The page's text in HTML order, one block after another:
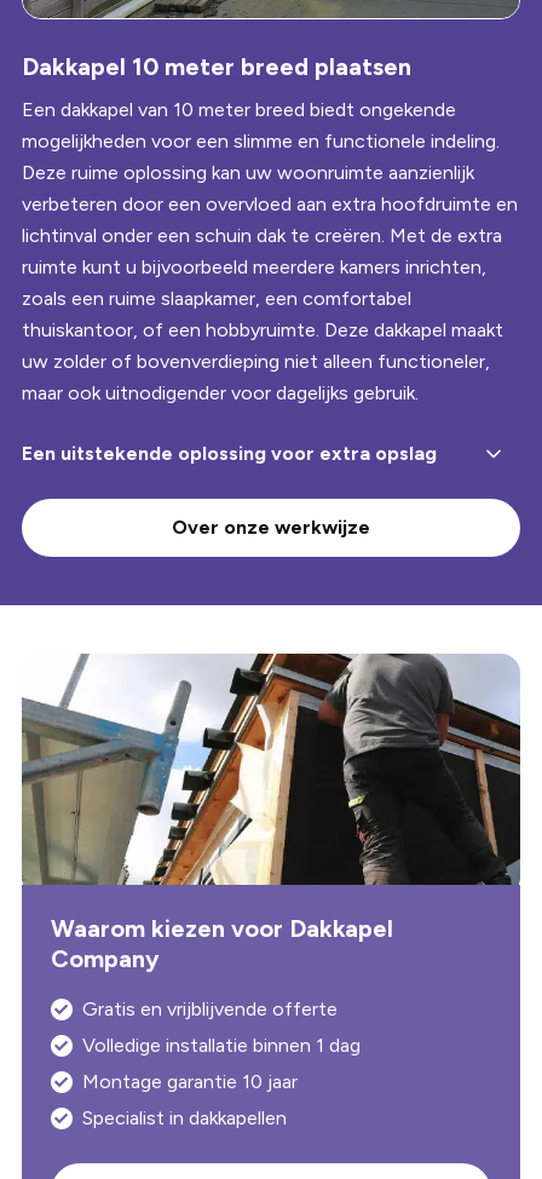
Dakkapel 10 meter breed plaatsen
Een dakkapel van 10 meter breed biedt ongekende
mogelijkheden voor een slimme en functionele indeling.
Deze ruime oplossing kan uw woonruimte aanzienlijk
verbeteren door een overvloed aan extra hoofdruimte en
lichtinval onder een schuin dak te creëren. Met de extra
ruimte kunt u bijvoorbeeld meerdere kamers inrichten,
zoals een ruime slaapkamer, een comfortabel
thuiskantoor, of een hobbyruimte. Deze dakkapel maakt
uw zolder of bovenverdieping niet alleen functioneler,
maar ook uitnodigender voor dagelijks gebruik.
Een uitstekende oplossing voor extra opslag
dakkapel van 10 meter een uitstekende oplossing voor
extra opslag. De ruime dakkapel biedt voldoende ruimte
van uw huis opgeruimd blijft. Bij Dakkapel Company
indeling van uw dakkapel van 10 meter perfect aansluit bij
uw behoeften. Ons team helpt u bij het kiezen van de
beste indelingsopties, zodat u optimaal gebruik kunt
maken van uw nieuwe ruimte, of u nu extra slaapruimte,
een kantoor, een badkamer of extra opslag nodig heeft.
Over onze werkwijze
Video
Waarom kiezen voor Dakkapel
Company
Gratis en vrijblijvende offerte
Volledige installatie binnen 1 dag
Montage garantie 10 jaar
Specialist in dakkapellen